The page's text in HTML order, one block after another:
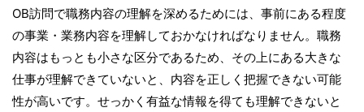
OB訪問で職務内容の理解を深めるためには、事前にある程度
の事業・業務内容を理解しておかなければなりません。職務
内容はもっとも小さな区分であるため、その上にある大きな
仕事が理解できていないと、内容を正しく把握できない可能
性が高いです。せっかく有益な情報を得ても理解できないと